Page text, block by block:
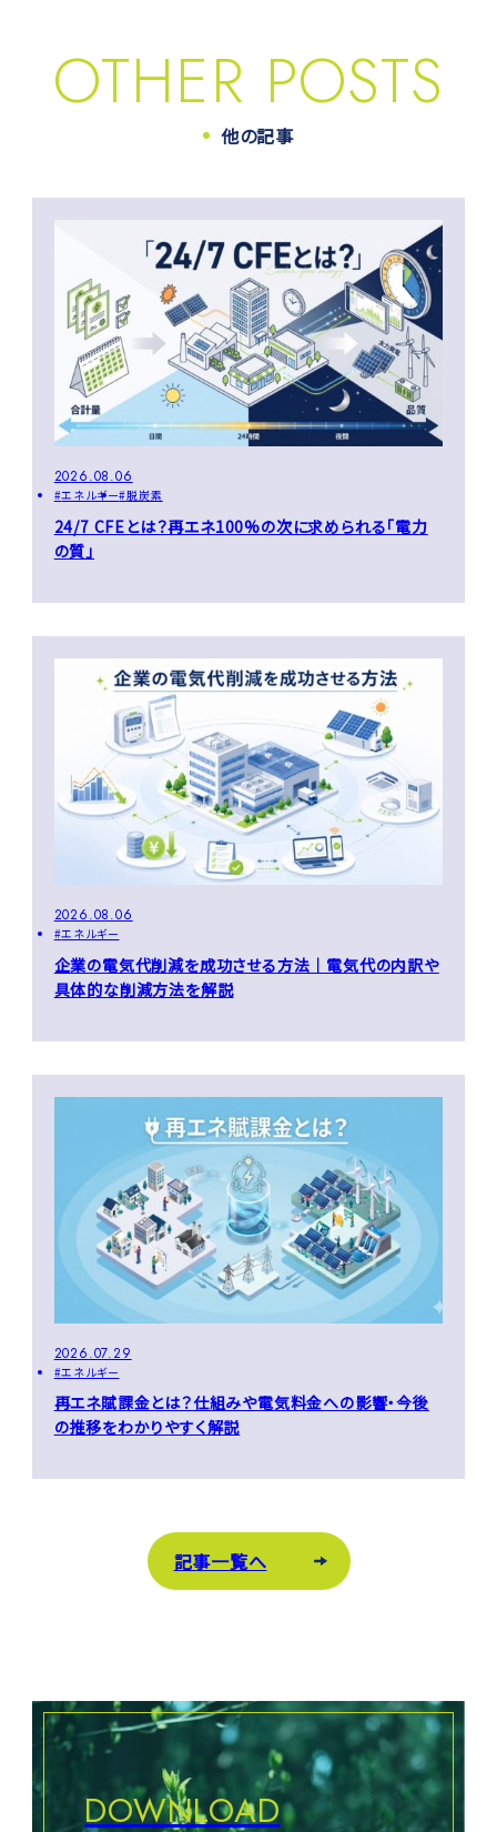
OTHER POSTS
他の記事
2026.08.06
エネルギー 脱炭素
24/7 CFEとは？再エネ100%の次に求められる「電力
の質」
2026.08.06
エネルギー
企業の電気代削減を成功させる方法｜電気代の内訳や
具体的な削減方法を解説
2026.07.29
エネルギー
再エネ賦課金とは？仕組みや電気料金への影響・今後
の推移をわかりやすく解説
記事一覧へ
DOWNLOAD